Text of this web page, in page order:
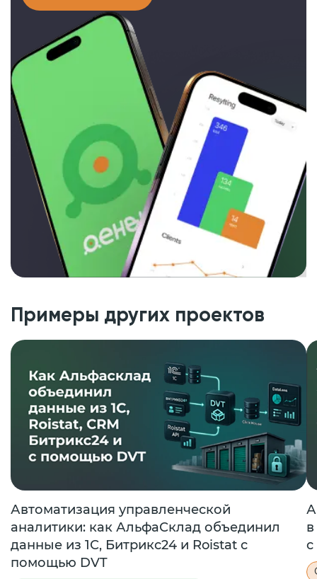
Примеры других проектов
Автоматизация управленческой
аналитики: как АльфаСклад объединил
данные из 1С, Битрикс24 и Roistat с
помощью DVT